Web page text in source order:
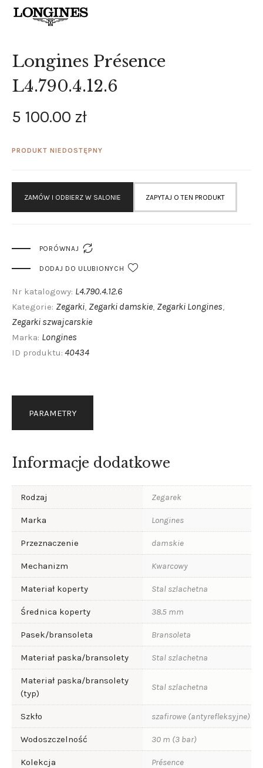
Longines Présence
L4.790.4.12.6
5 100.00 zł
PRODUKT NIEDOSTĘPNY
ZAMÓW I ODBIERZ W SALONIE ZAPYTAJ O TEN PRODUKT
PORÓWNAJ 
DODAJ DO ULUBIONYCH
Nr katalogowy: L4.790.4.12.6
Kategorie: Zegarki, Zegarki damskie, Zegarki Longines,
Zegarki szwajcarskie
Marka: Longines
ID produktu: 40434
PARAMETRY
Informacje dodatkowe
Rodzaj Zegarek
Marka Longines
Przeznaczenie damskie
Mechanizm Kwarcowy
Materiał koperty Stal szlachetna
Średnica koperty 38.5 mm
Pasek/bransoleta Bransoleta
Materiał paska/bransolety Stal szlachetna
Materiał paska/bransolety
(typ)
Stal szlachetna
Szkło szafirowe (antyrefleksyjne)
Wodoszczelność 30 m (3 bar)
Kolekcja Présence